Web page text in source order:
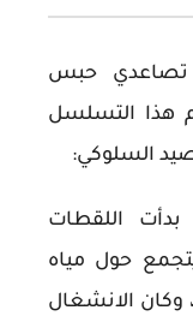
حبس
هذا التسلسل
السلوكي:
بدأت اللقطات
حول مياه
وكان الانشغال